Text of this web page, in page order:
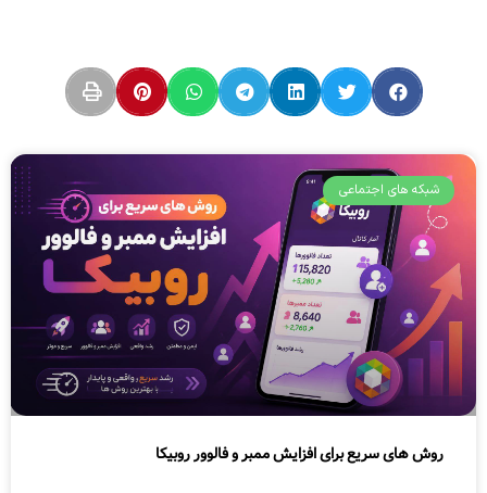
شبکه های اجتماعی
روش های سریع برای افزایش ممبر و فالوور روبیکا